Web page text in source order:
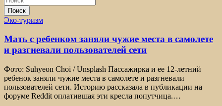
Поиск
Эко-туризм
Мать с ребенком заняли чужие места в самолете
и разгневали пользователей сети
Фото: Suhyeon Choi / Unsplash Пассажирка и ее 12-летний
ребенок заняли чужие места в самолете и разгневали
пользователей сети. Историю рассказала в публикации на
форуме Reddit оплатившая эти кресла попутчица.…